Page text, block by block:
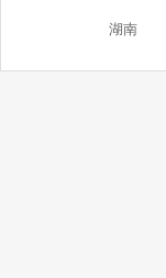
湖南